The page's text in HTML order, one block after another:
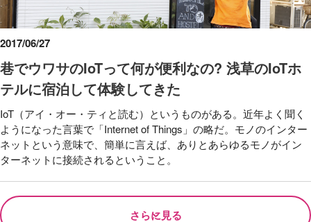
巷でウワサのIoTって何が便利なの? 浅草のIoTホ
テルに宿泊して体験してきた
2017/06/27
IoT（アイ・オー・ティと読む）というものがある。近年よく聞く
ようになった言葉で「Internet of Things」の略だ。モノのインター
ネットという意味で、簡単に言えば、ありとあらゆるモノがイン
ターネットに接続されるということ。
さらに見る